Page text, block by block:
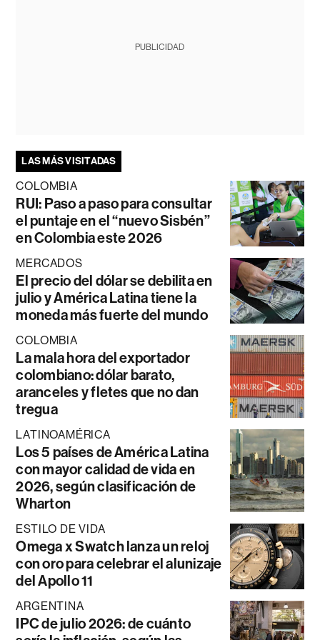
PUBLICIDAD
LAS MÁS VISITADAS
COLOMBIA
RUI: Paso a paso para consultar
el puntaje en el “nuevo Sisbén”
en Colombia este 2026
MERCADOS
El precio del dólar se debilita en
julio y América Latina tiene la
moneda más fuerte del mundo
COLOMBIA
La mala hora del exportador
colombiano: dólar barato,
aranceles y fletes que no dan
tregua
LATINOAMÉRICA
Los 5 países de América Latina
con mayor calidad de vida en
2026, según clasificación de
Wharton
ESTILO DE VIDA
Omega x Swatch lanza un reloj
con oro para celebrar el alunizaje
del Apollo 11
ARGENTINA
IPC de julio 2026: de cuánto